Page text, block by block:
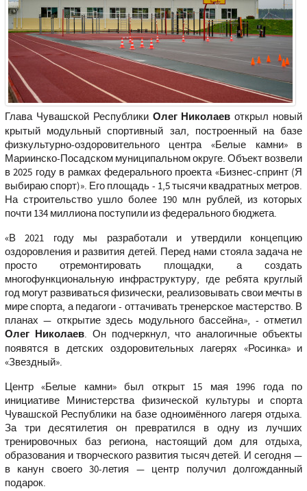
Глава Чувашской Республики Олег Николаев открыл новый
крытый модульный спортивный зал, построенный на базе
физкультурно-оздоровительного центра «Белые камни» в
Мариинско-Посадском муниципальном округе. Объект возвели
в 2025 году в рамках федерального проекта «Бизнес-спринт (Я
выбираю спорт)». Его площадь - 1,5 тысячи квадратных метров.
На строительство ушло более 190 млн рублей, из которых
почти 134 миллиона поступили из федерального бюджета.
«В 2021 году мы разработали и утвердили концепцию
оздоровления и развития детей. Перед нами стояла задача не
просто отремонтировать площадки, а создать
многофункциональную инфраструктуру, где ребята круглый
год могут развиваться физически, реализовывать свои мечты в
мире спорта, а педагоги - оттачивать тренерское мастерство. В
планах — открытие здесь модульного бассейна», - отметил
Олег Николаев. Он подчеркнул, что аналогичные объекты
появятся в детских оздоровительных лагерях «Росинка» и
«Звездный».
Центр «Белые камни» был открыт 15 мая 1996 года по
инициативе Министерства физической культуры и спорта
Чувашской Республики на базе одноимённого лагеря отдыха.
За три десятилетия он превратился в одну из лучших
тренировочных баз региона, настоящий дом для отдыха,
образования и творческого развития тысяч детей. И сегодня —
в канун своего 30-летия — центр получил долгожданный
подарок.